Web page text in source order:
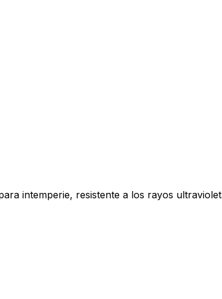
intemperie, resistente a los rayos